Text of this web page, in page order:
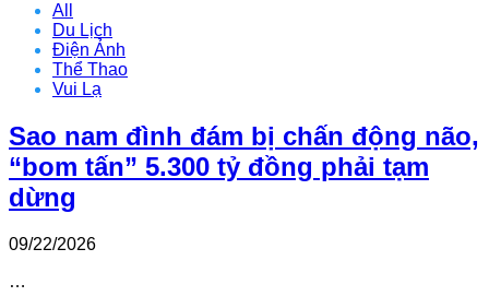
All
Du Lịch
Điện Ảnh
Thể Thao
Vui Lạ
Sao nam đình đám bị chấn động não,
“bom tấn” 5.300 tỷ đồng phải tạm
dừng
09/22/2026
…